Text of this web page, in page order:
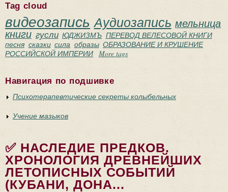
Tag cloud
видеозапись Аудиозапись мельница
книги гусли ЮДЖИЗМЪ ПЕРЕВОД ВЕЛЕСОВОЙ КНИГИ
песня сказки сила образы ОБРАЗОВАНИЕ И КРУШЕНИЕ
РОССИЙСКОЙ ИМПЕРИИ
More tags
Навигация по подшивке
Психотерапевтические секреты колыбельных
Учение мазыков
✅ НАСЛЕДИЕ ПРЕДКОВ.
ХРОНОЛОГИЯ ДРЕВНЕЙШИХ
ЛЕТОПИСНЫХ СОБЫТИЙ
(КУБАНИ, ДОНА...